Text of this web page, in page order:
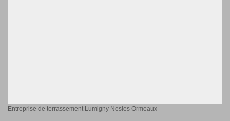
Entreprise de terrassement Lumigny Nesles Ormeaux